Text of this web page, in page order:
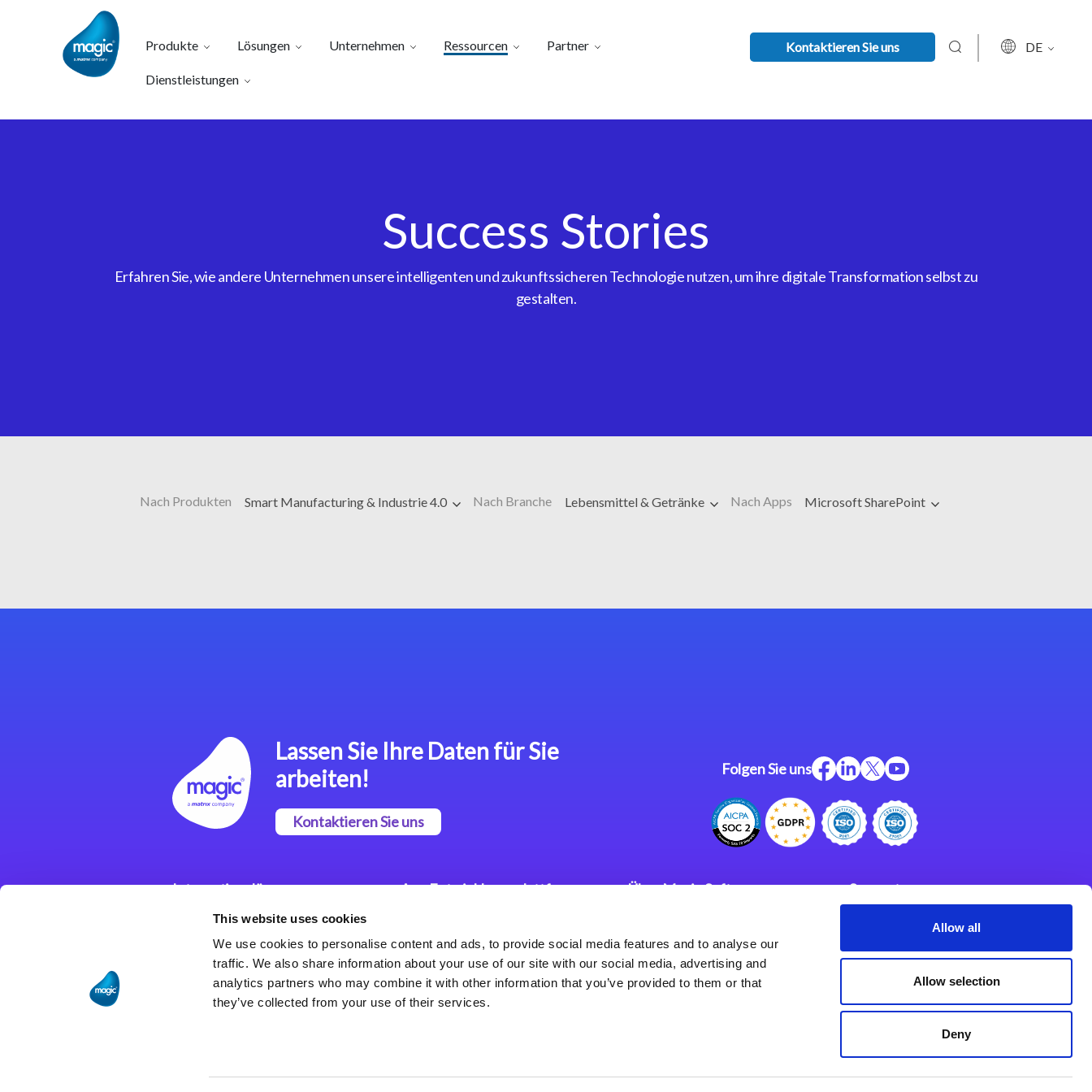
This website uses cookies
We use cookies to personalise content and ads, to provide social media features and to analyse our
traffic. We also share information about your use of our site with our social media, advertising and
analytics partners who may combine it with other information that you’ve provided to them or that
they’ve collected from your use of their services.
Allow all
Allow selection
Deny
Produkte Lösungen Unternehmen Ressourcen Partner
Dienstleistungen
Kontaktieren Sie uns DE
Success Stories
Erfahren Sie, wie andere Unternehmen unsere intelligenten und zukunftssicheren Technologie nutzen, um ihre digitale Transformation selbst zu
gestalten.
Nach Produkten Smart Manufacturing & Industrie 4.0 Nach Branche Lebensmittel & Getränke Nach Apps Microsoft SharePoint
Lassen Sie Ihre Daten für Sie
arbeiten!
Kontaktieren Sie uns
Folgen Sie uns
Integrationslösungen
Magic xpi
Integrationsplattform
App Entwicklungsplattform
Plattform
Magic xpa Web Application
Framework
Über Magic Software
Karriere
Datenschutzerklärung
Weltweite Niederlassungen
Support
Impressum